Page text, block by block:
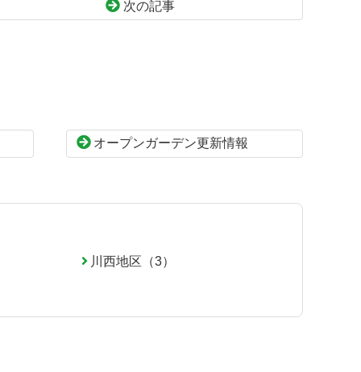
次の記事
オープンガーデン更新情報
川西地区（3）